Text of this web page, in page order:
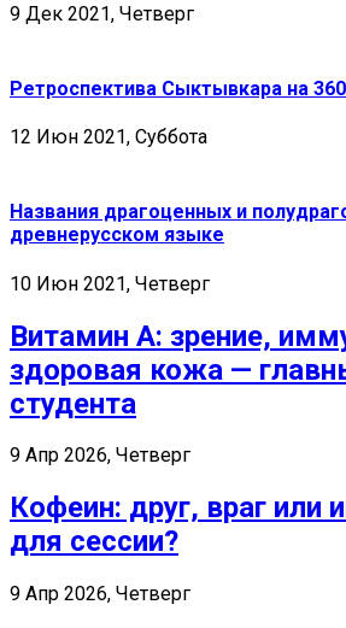
9 Дек 2021, Четверг
Ретроспектива Сыктывкара на
12 Июн 2021, Суббота
Названия драгоценных и
древнерусском языке
10 Июн 2021, Четверг
Витамин А: зрение,
здоровая кожа —
студента
9 Апр 2026, Четверг
Кофеин: друг, враг или
для сессии?
9 Апр 2026, Четверг